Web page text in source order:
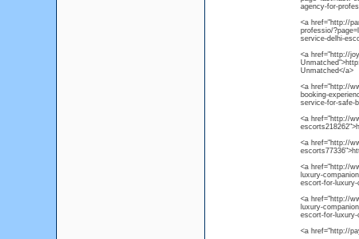
agency-for-
<a href="http://
professio/
service-delhi-
<a href="http://
Unmatched</a>
<a href="http://
booking-
service-for-safe-
<a href="http://
<a href="http://
<a href="http://
luxury-
escort-for-luxury-
<a href="http://
luxury-
escort-for-luxury-
<a href="http://